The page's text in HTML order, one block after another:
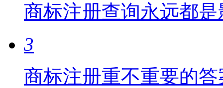
商标注册查询永远都
3
商标注册重不重要的